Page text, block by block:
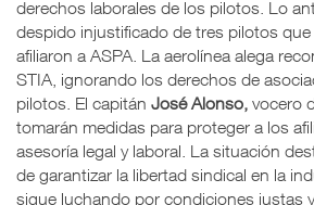
derechos laborales de los pilotos. Lo
despido injustificado de tres pilotos
afiliaron a ASPA. La aerolínea alega
STIA, ignorando los derechos de
pilotos. El capitán José Alonso, vocero
tomarán medidas para proteger a los
asesoría legal y laboral. La situación
de garantizar la libertad sindical en la
sigue luchando por condiciones justas